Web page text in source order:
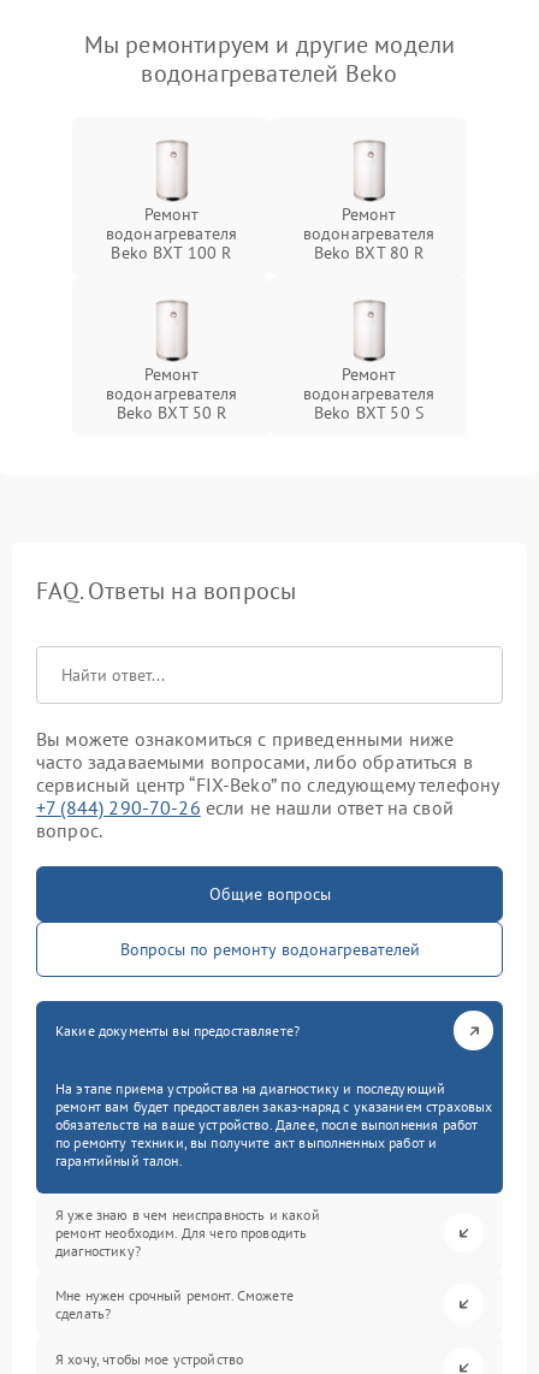
Мы ремонтируем и другие модели
водонагревателей Beko
Ремонт
водонагревателя
Beko BXT 100 R
Ремонт
водонагревателя
Beko BXT 80 R
Ремонт
водонагревателя
Beko BXT 50 R
Ремонт
водонагревателя
Beko BXT 50 S
FAQ. Ответы на вопросы
Вы можете ознакомиться с приведенными ниже
часто задаваемыми вопросами, либо обратиться в
сервисный центр “FIX-Beko” по следующему телефону
+7 (844) 290-70-26 если не нашли ответ на свой
вопрос.
Общие вопросы
Вопросы по ремонту водонагревателей
Какие документы вы предоставляете?
На этапе приема устройства на диагностику и последующий
ремонт вам будет предоставлен заказ-наряд с указанием страховых
обязательств на ваше устройство. Далее, после выполнения работ
по ремонту техники, вы получите акт выполненных работ и
гарантийный талон.
Я уже знаю в чем неисправность и какой
ремонт необходим. Для чего проводить
диагностику?
Мне нужен срочный ремонт. Сможете
сделать?
Я хочу, чтобы мое устройство